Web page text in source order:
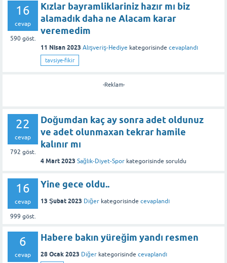
16
cevap
590göst.
Kızlar bayramliklariniz hazır mı biz
alamadık daha ne Alacam karar
veremedim
11 Nisan 2023 Alışveriş-Hediye kategorisinde cevaplandı
tavsiye-fikir
-Reklam-
22
cevap
792 göst.
Doğumdan kaç ay sonra adet oldunuz
ve adet olunmaxan tekrar hamile
kalınır mı
4 Mart 2023 Sağlık-Diyet-Spor kategorisinde soruldu
16
cevap
999 göst.
Yine gece oldu..
13 Şubat 2023 Diğer kategorisinde cevaplandı
6
cevap
Habere bakın yüreğim yandı resmen
28 Ocak 2023 Diğer kategorisinde cevaplandı